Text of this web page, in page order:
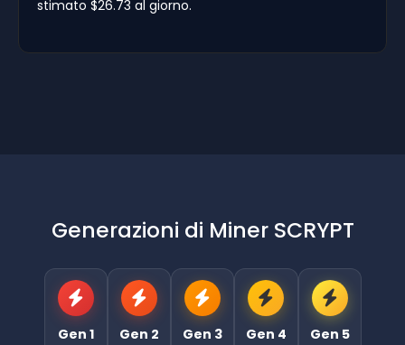
stimato $26.73 al giorno.
Generazioni di Miner SCRYPT
Gen 1 Gen 2 Gen 3 Gen 4 Gen 5